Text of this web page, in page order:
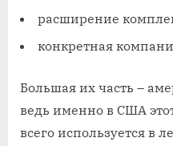
расширение
конкретная
Большая их часть –
ведь именно в США
всего используется в